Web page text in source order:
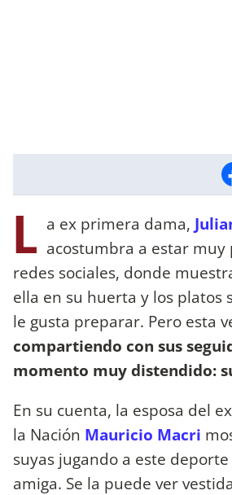
L a ex primera dama,
acostumbra a estar muy
redes sociales, donde
ella en su huerta y los platos
le gusta preparar. Pero esta
compartiendo con sus
momento muy distendido:
En su cuenta, la esposa del
la Nación Mauricio Macri
suyas jugando a este
amiga. Se la puede ver